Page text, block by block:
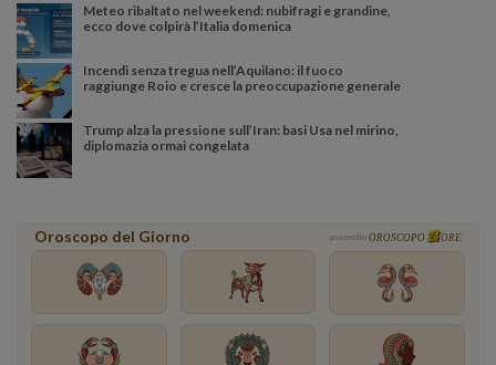
Meteo ribaltato nel weekend: nubifragi e grandine,
ecco dove colpirà l’Italia domenica
Incendi senza tregua nell’Aquilano: il fuoco
raggiunge Roio e cresce la preoccupazione generale
Trump alza la pressione sull’Iran: basi Usa nel mirino,
diplomazia ormai congelata
Oroscopo del Giorno powered by OROSCOPO ORE